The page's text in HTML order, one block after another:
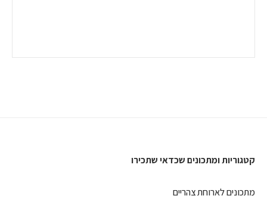
קטגוריות ומתכונים שכדאי שתכירו
מתכונים לארוחת צהריים